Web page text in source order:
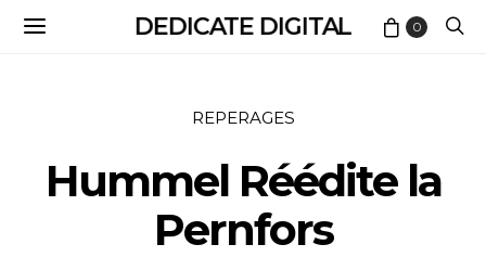
DEDICATE DIGITAL 0
REPERAGES
Hummel Réédite la
Pernfors